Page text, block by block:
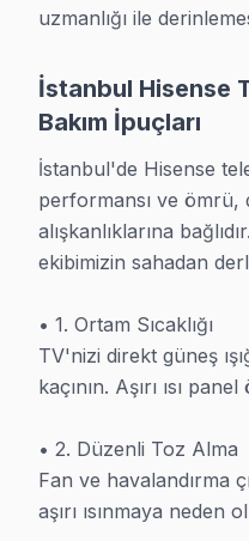
İstanbul Bölgesi
İstanbul bölgesinde
Açıkçası, İstanbul
İstanbul'de müşteri
Firmware
Hisense televizyon
Bir not: İstanbul
İstanbul bölgesine
Şunu da belirtelim:
İstanbul Hisense
İstanbul'de mevcut
uzmanlığı ile
İstanbul Hisense
Bakım İpuçları
İstanbul'de Hisense
performansı ve ömrü,
alışkanlıklarına
ekibimizin sahadan
• 1. Ortam Sıcaklığı
TV'nizi direkt güneş
kaçının. Aşırı ısı
• 2. Düzenli Toz Alma
Fan ve havalandırma
aşırı ısınmaya neden